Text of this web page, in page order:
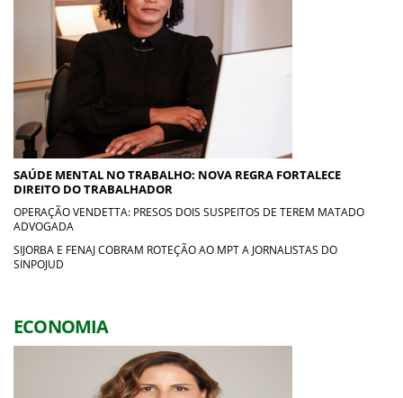
SAÚDE MENTAL NO TRABALHO: NOVA REGRA FORTALECE
DIREITO DO TRABALHADOR
OPERAÇÃO VENDETTA: PRESOS DOIS SUSPEITOS DE TEREM MATADO
ADVOGADA
SIJORBA E FENAJ COBRAM ROTEÇÃO AO MPT A JORNALISTAS DO
SINPOJUD
ECONOMIA